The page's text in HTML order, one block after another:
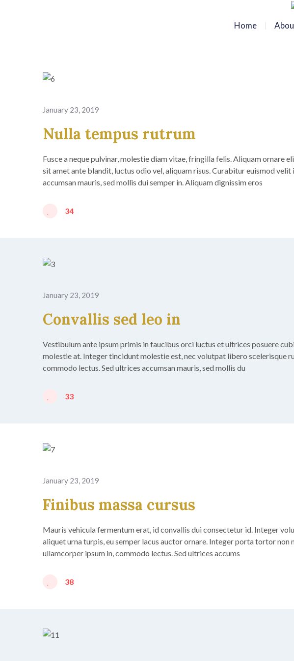
Home
January 23, 2019
Nulla tempus rutrum
Fusce a neque pulvinar, molestie diam vitae, fringilla felis. Aliquam ornare
sit amet ante blandit, luctus odio vel, aliquam risus. Curabitur euismod
accumsan mauris, sed mollis dui semper in. Aliquam dignissim eros
34
January 23, 2019
Convallis sed leo in
Vestibulum ante ipsum primis in faucibus orci luctus et ultrices posuere
molestie at. Integer tincidunt molestie est, nec volutpat libero scelerisque
commodo lectus. Sed ultrices accumsan mauris, sed mollis du
33
January 23, 2019
Finibus massa cursus
Mauris vehicula fermentum erat, id convallis dui consectetur id. Integer
aliquet urna turpis, eu semper lacus auctor ornare. Integer porta tortor
ullamcorper ipsum in, commodo lectus. Sed ultrices accums
38